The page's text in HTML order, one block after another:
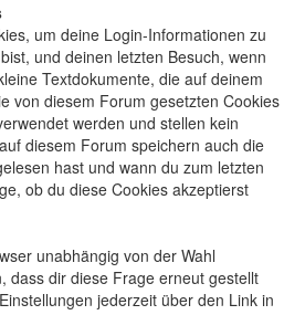
um deine Login-Informationen zu
und deinen letzten Besuch, wenn
Textdokumente, die auf deinem
von diesem Forum gesetzten Cookies
werden und stellen kein
diesem Forum speichern auch die
hast und wann du zum letzten
ob du diese Cookies akzeptierst
unabhängig von der Wahl
dass dir diese Frage erneut gestellt
jederzeit über den Link in